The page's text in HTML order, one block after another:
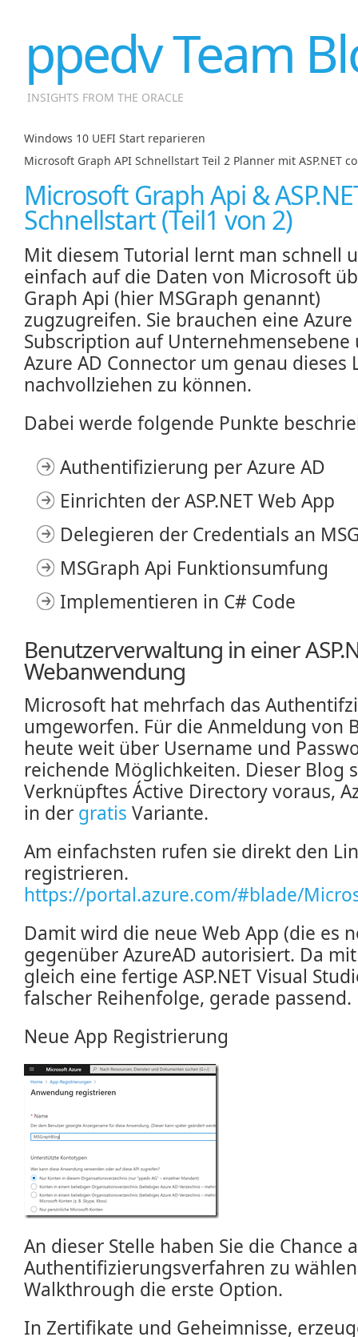
ppedv Team
INSIGHTS FROM THE ORACLE
Windows 10 UEFI Start reparieren
Microsoft Graph API Schnellstart Teil 2 Planner mit ASP.NET
Microsoft Graph Api &
Schnellstart (Teil1 von 2)
Mit diesem Tutorial lernt man schnell
einfach auf die Daten von Microsoft
Graph Api (hier MSGraph genannt)
zugzugreifen. Sie brauchen eine Azure
Subscription auf Unternehmensebene
Azure AD Connector um genau dieses
nachvollziehen zu können.
Dabei werde folgende Punkte
Authentifizierung per Azure AD
Einrichten der ASP.NET Web App
Delegieren der Credentials an
MSGraph Api Funktionsumfung
Implementieren in C# Code
Benutzerverwaltung in einer
Webanwendung
Microsoft hat mehrfach das
umgeworfen. Für die Anmeldung von
heute weit über Username und
reichende Möglichkeiten. Dieser Blog
Verknüpftes Áctive Directory voraus,
in der gratis Variante.
Am einfachsten rufen sie direkt den
registrieren.
https://portal.azure.com/#blade/
Damit wird die neue Web App (die es
gegenüber AzureAD autorisiert. Da
gleich eine fertige ASP.NET Visual
falscher Reihenfolge, gerade passend.
Neue App Registrierung
An dieser Stelle haben Sie die Chance
Authentifizierungsverfahren zu
Walkthrough die erste Option.
In Zertifikate und Geheimnisse,